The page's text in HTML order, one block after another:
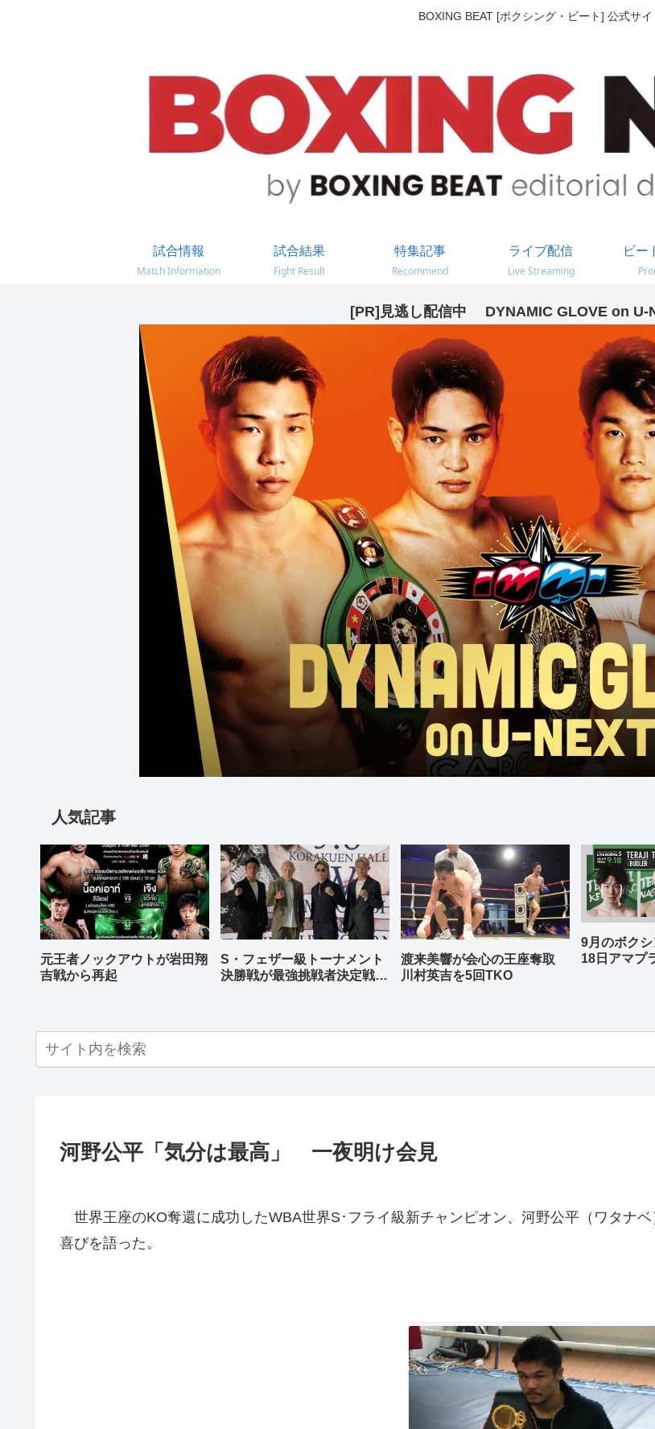
BOXING BEAT [ボクシング・ビート] 公式サイ
試合情報
Match Information
試合結果
Fight Result
特集記事
Recommend
ライブ配信
Live Streaming
ビー
[PR]見逃し配信中 DYNAMIC GLOVE on U-
人気記事
元王者ノックアウトが岩田翔
吉戦から再起
S・フェザー級トーナメント
決勝戦が最強挑戦者決定戦兼
渡来美響が会心の王座奪取
川村英吉を5回TKO
9月のボク
18日アマプ
河野公平「気分は最高」 一夜明け会見
世界王座のKO奪還に成功したWBA世界S･フライ級新チャンピオン、河野公平（ワタナ
喜びを語った。